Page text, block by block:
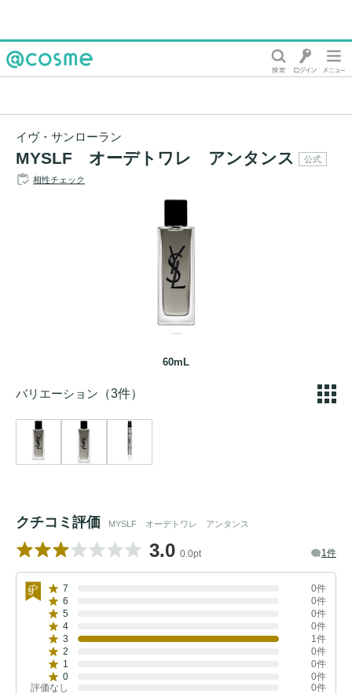
イヴ・サンローラン
MYSLF オーデトワレ アンタンス 公式
相性チェック
60mL
バリエーション （3件）
クチコミ評価 MYSLF オーデトワレ アンタンス
3.0 0.0pt 1件
7
0件
6
0件
5
0件
4
0件
3
1件
2
0件
1
0件
0
0件
評価なし
0件